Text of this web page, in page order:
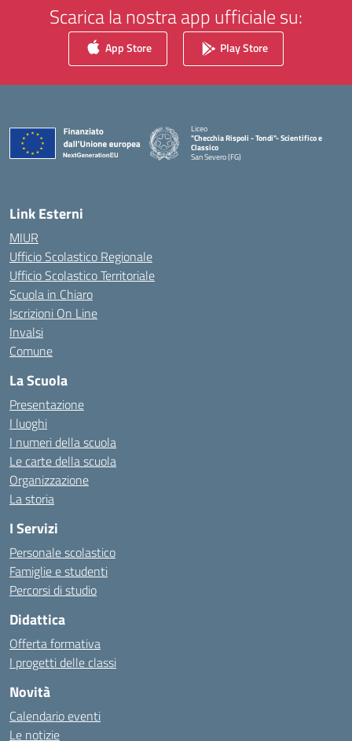
Scarica la nostra app ufficiale su:
App Store Play Store
Liceo
"Checchia Rispoli - Tondi"- Scientifico e
Classico
San Severo (FG)
Link Esterni
MIUR
Ufficio Scolastico Regionale
Ufficio Scolastico Territoriale
Scuola in Chiaro
Iscrizioni On Line
Invalsi
Comune
La Scuola
Presentazione
I luoghi
I numeri della scuola
Le carte della scuola
Organizzazione
La storia
I Servizi
Personale scolastico
Famiglie e studenti
Percorsi di studio
Didattica
Offerta formativa
I progetti delle classi
Novità
Calendario eventi
Le notizie